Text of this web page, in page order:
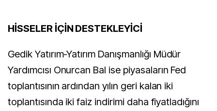
HİSSELER İÇİN DESTEKLEYİCİ
Gedik Yatırım-Yatırım Danışmanlığı Müdür
Yardımcısı Onurcan Bal ise piyasaların Fed
toplantısının ardından yılın geri kalan iki
toplantısında iki faiz indirimi daha fiyatladığını